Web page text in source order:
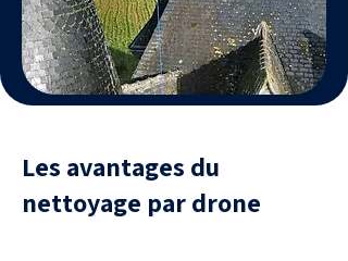
Les avantages du
nettoyage par drone